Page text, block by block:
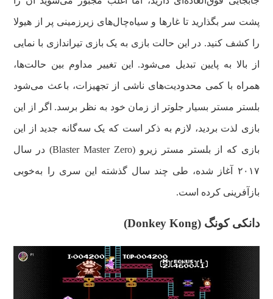
پشت سر بگذارید تا غارها و سیاه‌چال‌های زیرزمینی پر از هیولا
را کشف کنید. در این حالت بازی به یک بازی تیراندازی با نمایی
از بالا به پایین تبدیل می‌شود. این تغییر مداوم بین حالت‌ها،
همراه با کمی محدودیت‌های ناشی از تجهیزات، باعث می‌شود
بلستر مستر بسیار جلوتر از زمان خود به نظر برسد. اگر از این
بازی لذت بردید، لازم به ذکر است که یک سه‌گانه جدید از این
بازی که از بلستر مستر زیرو (Blaster Master Zero) در سال
۲۰۱۷ آغاز شده، طی چند سال گذشته این سری را به‌خوبی
بازآفرینی کرده است.
دانکی کونگ (Donkey Kong)